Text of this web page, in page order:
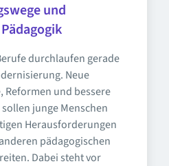
und
durchlaufen gerade
Neue
und bessere
junge Menschen
Herausforderungen
pädagogischen
Dabei steht vor